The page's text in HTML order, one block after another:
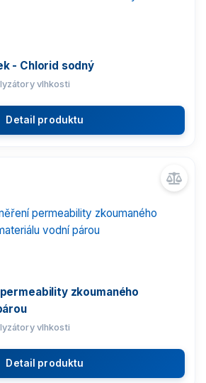
- Chlorid sodný
vlhkosti
Detail produktu
zkoumaného
vlhkosti
Detail produktu